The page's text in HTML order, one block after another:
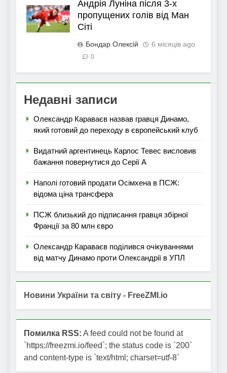
Андрія Луніна після 3-х
пропущених голів від Ман
Сіті
Бондар Олексій 6 місяців ago
0
Недавні записи
Олександр Караваєв назвав гравця Динамо,
який готовий до переходу в європейський клуб
Видатний аргентинець Карлос Тевес висловив
бажання повернутися до Серії А
Наполі готовий продати Осімхена в ПСЖ:
відома ціна трансфера
ПСЖ близький до підписання гравця збірної
Франції за 80 млн євро
Олександр Караваєв поділився очікуваннями
від матчу Динамо проти Олександрії в УПЛ
Новини України та світу - FreeZMI.io
Помилка RSS: A feed could not be found at
`https://freezmi.io/feed`; the status code is `200`
and content-type is `text/html; charset=utf-8`